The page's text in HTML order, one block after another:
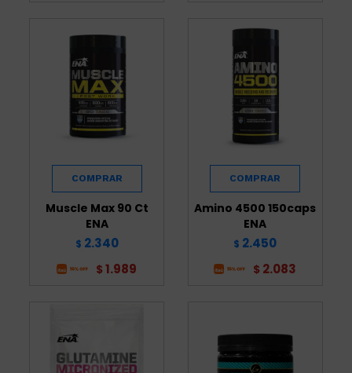
Muscle Max 90 Ct
ENA
$ 2.340
$ 1.989
Amino 4500 150caps
ENA
$ 2.450
$ 2.083